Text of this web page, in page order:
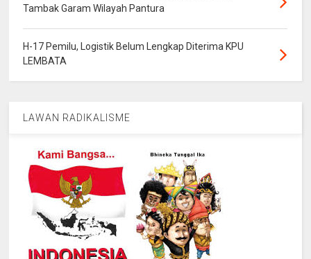
Tambak Garam Wilayah Pantura
H-17 Pemilu, Logistik Belum Lengkap Diterima KPU
LEMBATA
LAWAN RADIKALISME